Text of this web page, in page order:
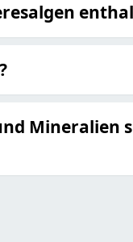
Mineralien